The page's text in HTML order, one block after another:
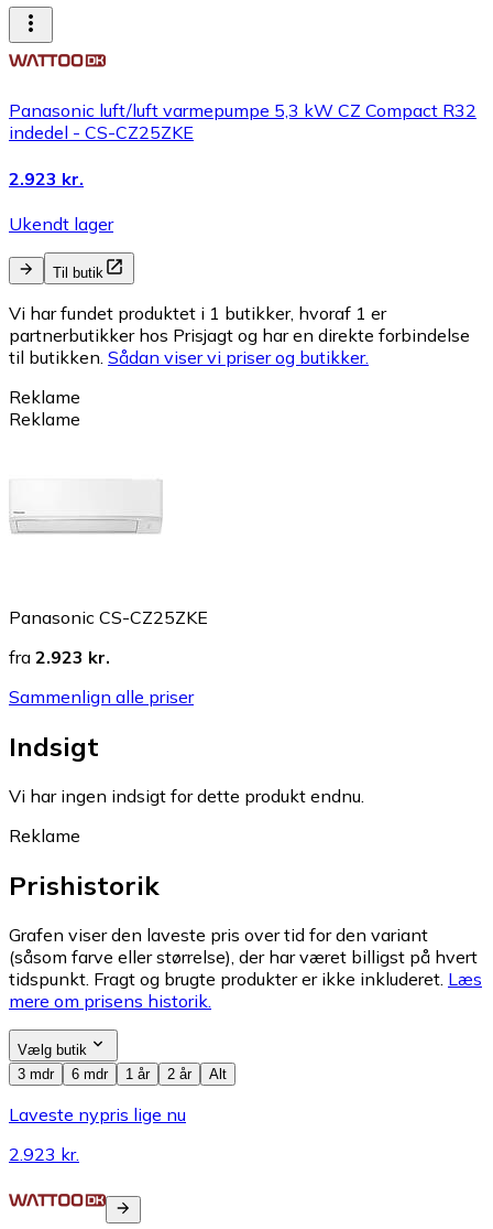
Panasonic luft/luft varmepumpe 5,3 kW CZ Compact R32
indedel - CS-CZ25ZKE
2.923 kr.
Ukendt lager
Til butik
Vi har fundet produktet i 1 butikker, hvoraf 1 er
partnerbutikker hos Prisjagt og har en direkte forbindelse
til butikken. Sådan viser vi priser og butikker.
Reklame
Reklame
Panasonic CS-CZ25ZKE
fra 2.923 kr.
Sammenlign alle priser
Indsigt
Vi har ingen indsigt for dette produkt endnu.
Reklame
Prishistorik
Grafen viser den laveste pris over tid for den variant
(såsom farve eller størrelse), der har været billigst på hvert
tidspunkt. Fragt og brugte produkter er ikke inkluderet. Læs
mere om prisens historik.
Vælg butik
3 mdr
6 mdr 1 år 2 år Alt
Laveste nypris lige nu
2.923 kr.